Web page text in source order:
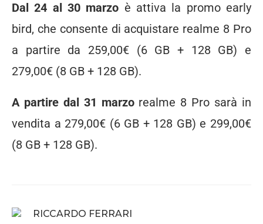
Dal 24 al 30 marzo è attiva la promo early
bird, che consente di acquistare realme 8 Pro
a partire da 259,00€ (6 GB + 128 GB) e
279,00€ (8 GB + 128 GB).
A partire dal 31 marzorealme 8 Pro sarà in
vendita a 279,00€ (6 GB + 128 GB) e 299,00€
(8 GB + 128 GB).
RICCARDO FERRARI